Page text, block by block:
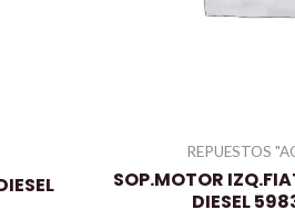
REPUESTOS
SOP.MOTOR
DIESEL